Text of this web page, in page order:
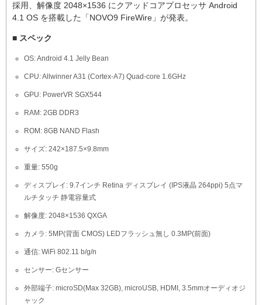
採用、解像度 2048×1536 にクアッドコアプロセッサ Android
4.1 OS を搭載した「NOVO9 FireWire」が発表。
■ スペック
OS: Android 4.1 Jelly Bean
CPU: Allwinner A31 (Cortex-A7) Quad-core 1.6GHz
GPU: PowerVR SGX544
RAM: 2GB DDR3
ROM: 8GB NAND Flash
サイズ: 242×187.5×9.8mm
重量: 550g
ディスプレイ: 9.7インチ Retina ディスプレイ (IPS液晶 264ppi) 5点マ
ルチタッチ 静電容量式
解像度: 2048×1536 QXGA
カメラ: 5MP(背面 CMOS) LEDフラッシュ無し 0.3MP(前面)
通信: WiFi 802.11 b/g/n
センサー: Gセンサー
外部端子: microSD(Max 32GB), microUSB, HDMI, 3.5mmオーディオジ
ャック